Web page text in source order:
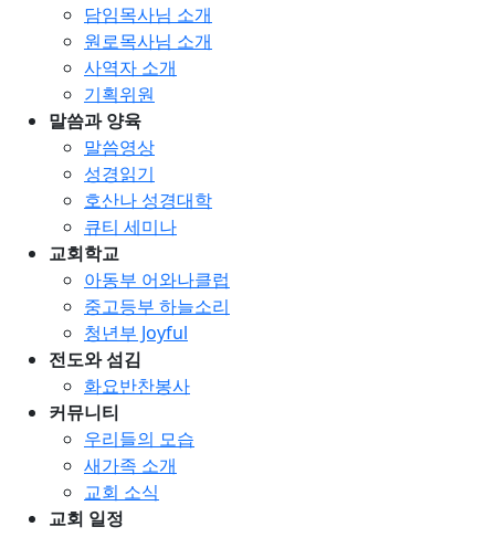
담임목사님 소개
원로목사님 소개
사역자 소개
기획위원
말씀과 양육
말씀영상
성경읽기
호산나 성경대학
큐티 세미나
교회학교
아동부 어와나클럽
중고등부 하늘소리
청년부 Joyful
전도와 섬김
화요반찬봉사
커뮤니티
우리들의 모습
새가족 소개
교회 소식
교회 일정